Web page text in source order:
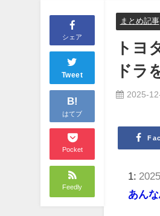
シェア
Tweet
B!
はてブ
Pocket
Feedly
まとめ記事
トヨ
ドラ
2025-
1:
あん